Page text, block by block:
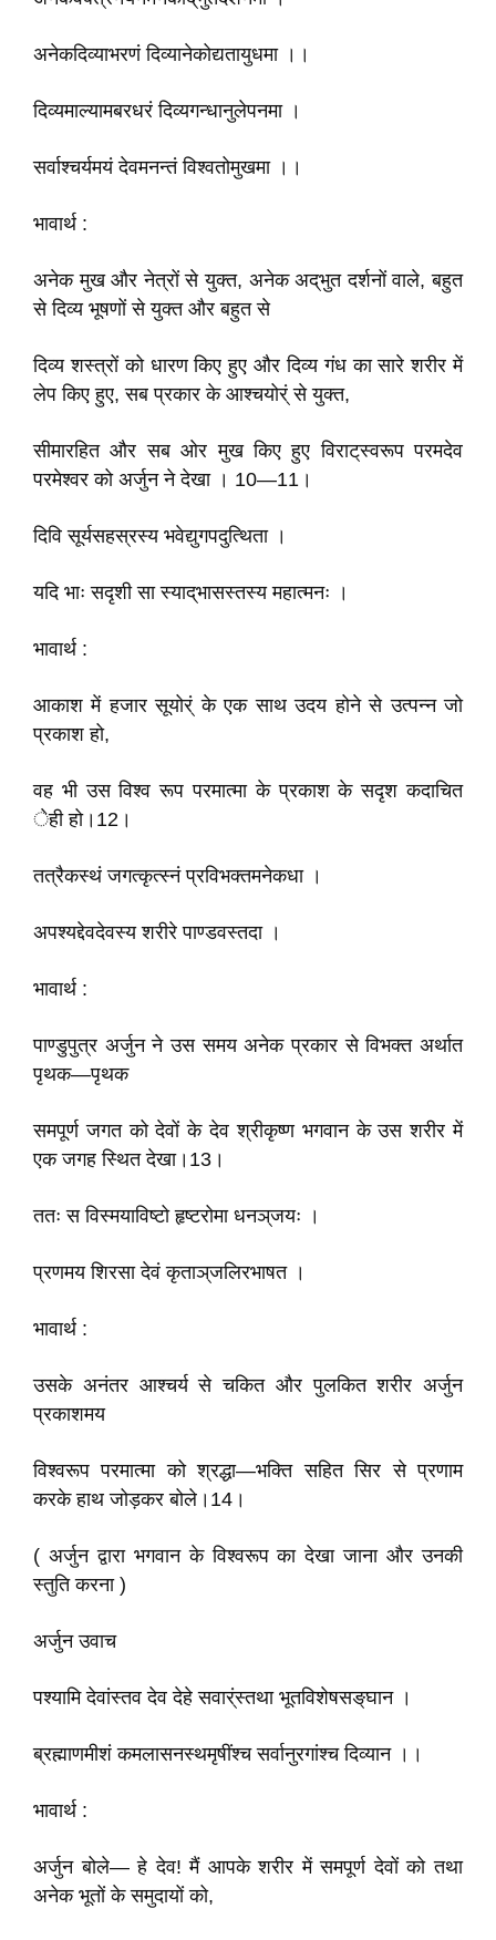
अनेकदिव्याभरणं दिव्यानेकोद्यतायुधमा ।।
दिव्यमाल्यामबरधरं दिव्यगन्धानुलेपनमा ।
सर्वाश्चर्यमयं देवमनन्तं विश्वतोमुखमा ।।
भावार्थ :
अनेक मुख और नेत्रों से युक्त, अनेक अद्‌भुत दर्शनों वाले, बहुत
से दिव्य भूषणों से युक्त और बहुत से
दिव्य शस्त्रों को धारण किए हुए और दिव्य गंध का सारे शरीर में
लेप किए हुए, सब प्रकार के आश्चयोर्ं से युक्त,
सीमारहित और सब ओर मुख किए हुए विराट्‌स्वरूप परमदेव
परमेश्वर को अर्जुन ने देखा । 10—11।
दिवि सूर्यसहस्रस्य भवेद्युगपदुत्थिता ।
यदि भाः सदृशी सा स्याद्‌भासस्तस्य महात्मनः ।
भावार्थ :
आकाश में हजार सूयोर्ं के एक साथ उदय होने से उत्पन्न जो
प्रकाश हो,
वह भी उस विश्व रूप परमात्मा के प्रकाश के सदृश कदाचित
ेही हो।12।
तत्रैकस्थं जगत्कृत्स्नं प्रविभक्तमनेकधा ।
अपश्यद्देवदेवस्य शरीरे पाण्डवस्तदा ।
भावार्थ :
पाण्डुपुत्र अर्जुन ने उस समय अनेक प्रकार से विभक्त अर्थात
पृथक—पृथक
समपूर्ण जगत को देवों के देव श्रीकृष्ण भगवान के उस शरीर में
एक जगह स्थित देखा।13।
ततः स विस्मयाविष्टो हृष्टरोमा धनञ्‌जयः ।
प्रणमय शिरसा देवं कृताञ्‌जलिरभाषत ।
भावार्थ :
उसके अनंतर आश्चर्य से चकित और पुलकित शरीर अर्जुन
प्रकाशमय
विश्वरूप परमात्मा को श्रद्धा—भक्ति सहित सिर से प्रणाम
करके हाथ जोड़कर बोले।14।
( अर्जुन द्वारा भगवान के विश्वरूप का देखा जाना और उनकी
स्तुति करना )
अर्जुन उवाच
पश्यामि देवांस्तव देव देहे सवार्ंस्तथा भूतविशेषसङ्‌घान ।
ब्रह्माणमीशं कमलासनस्थमृषींश्च सर्वानुरगांश्च दिव्यान ।।
भावार्थ :
अर्जुन बोले— हे देव! मैं आपके शरीर में समपूर्ण देवों को तथा
अनेक भूतों के समुदायों को,